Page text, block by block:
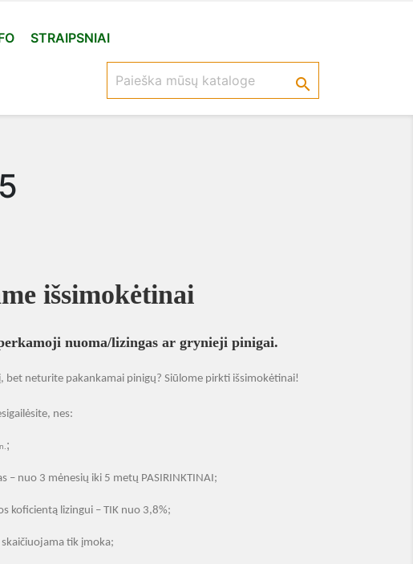
STRAIPSNIAI

išsimokėtinai
nuoma/lizingas ar grynieji pinigai.
bet neturite pakankamai pinigų? Siūlome pirkti išsimokėtinai!
nes:
;
– nuo 3 mėnesių iki 5 metų PASIRINKTINAI;
koficientą lizingui – TIK nuo 3,8%;
tik įmoka;